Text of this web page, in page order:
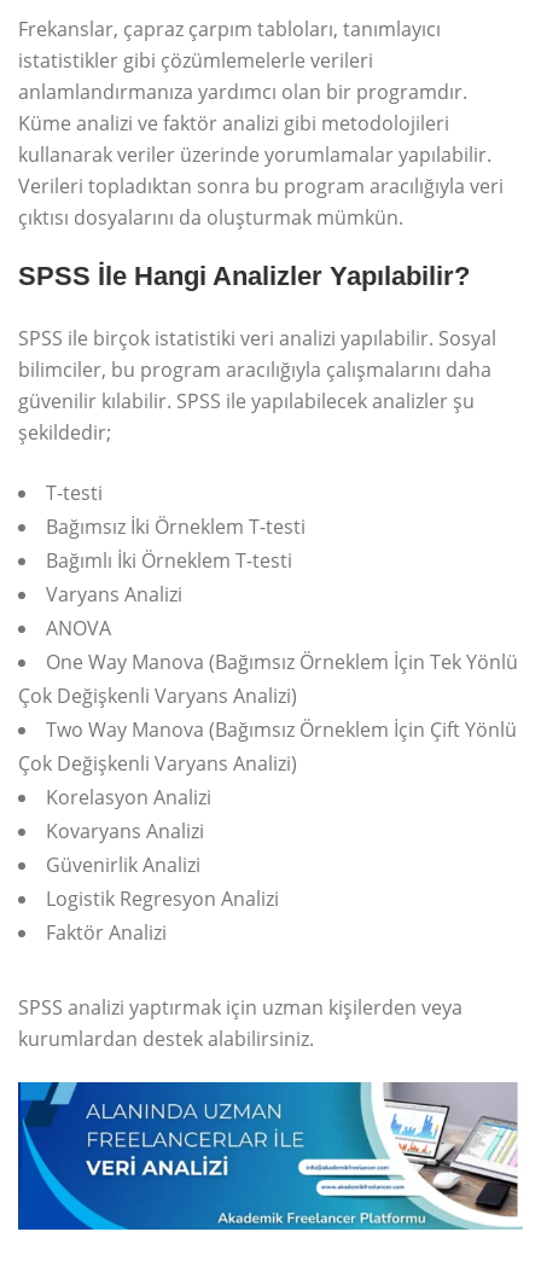
Frekanslar, çapraz çarpım tabloları, tanımlayıcı
istatistikler gibi çözümlemelerle verileri
anlamlandırmanıza yardımcı olan bir programdır.
Küme analizi ve faktör analizi gibi metodolojileri
kullanarak veriler üzerinde yorumlamalar yapılabilir.
Verileri topladıktan sonra bu program aracılığıyla veri
çıktısı dosyalarını da oluşturmak mümkün.
SPSS İle Hangi Analizler Yapılabilir?
SPSS ile birçok istatistiki veri analizi yapılabilir. Sosyal
bilimciler, bu program aracılığıyla çalışmalarını daha
güvenilir kılabilir. SPSS ile yapılabilecek analizler şu
şekildedir;
T-testi
Bağımsız İki Örneklem T-testi
Bağımlı İki Örneklem T-testi
Varyans Analizi
ANOVA
One Way Manova (Bağımsız Örneklem İçin Tek Yönlü
Çok Değişkenli Varyans Analizi)
Two Way Manova (Bağımsız Örneklem İçin Çift Yönlü
Çok Değişkenli Varyans Analizi)
Korelasyon Analizi
Kovaryans Analizi
Güvenirlik Analizi
Logistik Regresyon Analizi
Faktör Analizi
SPSS analizi yaptırmak için uzman kişilerden veya
kurumlardan destek alabilirsiniz.